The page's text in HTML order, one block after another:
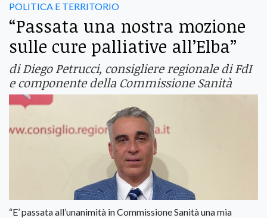
POLITICA E TERRITORIO
“Passata una nostra mozione
sulle cure palliative all’Elba”
di Diego Petrucci, consigliere regionale di FdI
e componente della Commissione Sanità
“E’ passata all’unanimità in Commissione Sanità una mia